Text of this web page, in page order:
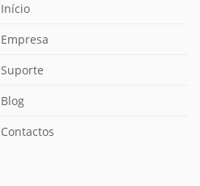
Início
Empresa
Suporte
Blog
Contactos